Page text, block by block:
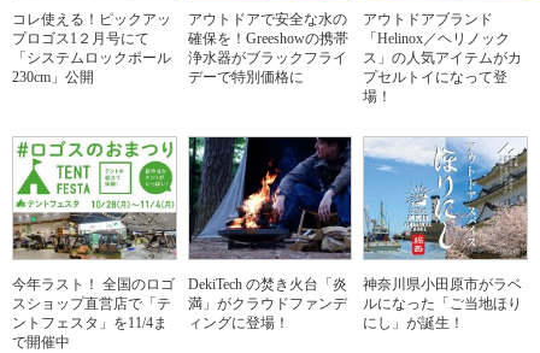
コレ使える！ピックアッ
プロゴス1２月号にて
「システムロックポール
230cm」公開
アウトドアで安全な水の
確保を！Greeshowの携帯
浄水器がブラックフライ
デーで特別価格に
アウトドアブランド
「Helinox／ヘリノック
ス」の人気アイテムがカ
プセルトイになって登
場！
今年ラスト！ 全国のロゴ
スショップ直営店で「テ
ントフェスタ」を11/4ま
で開催中
DekiTech の焚き火台「炎
満」がクラウドファンデ
ィングに登場！
神奈川県小田原市がラベ
ルになった「ご当地ほり
にし」が誕生！